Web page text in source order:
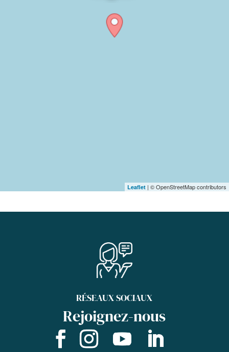
Leaflet | © OpenStreetMap contributors
RÉSEAUX SOCIAUX
Rejoignez-nous